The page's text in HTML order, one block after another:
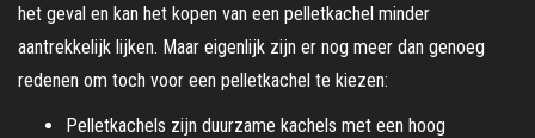
het geval en kan het kopen van een pelletkachel minder
aantrekkelijk lijken. Maar eigenlijk zijn er nog meer dan genoeg
redenen om toch voor een pelletkachel te kiezen:
Pelletkachels zijn duurzame kachels met een hoog